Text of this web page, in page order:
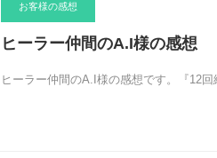
お客様の感想
ヒーラー仲間のA.I様の感想
ヒーラー仲間のA.I様の感想です。『12